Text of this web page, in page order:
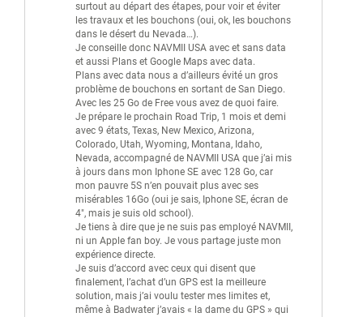
surtout au départ des étapes, pour voir et éviter
les travaux et les bouchons (oui, ok, les bouchons
dans le désert du Nevada…).
Je conseille donc NAVMII USA avec et sans data
et aussi Plans et Google Maps avec data.
Plans avec data nous a d’ailleurs évité un gros
problème de bouchons en sortant de San Diego.
Avec les 25 Go de Free vous avez de quoi faire.
Je prépare le prochain Road Trip, 1 mois et demi
avec 9 états, Texas, New Mexico, Arizona,
Colorado, Utah, Wyoming, Montana, Idaho,
Nevada, accompagné de NAVMII USA que j’ai mis
à jours dans mon Iphone SE avec 128 Go, car
mon pauvre 5S n’en pouvait plus avec ses
misérables 16Go (oui je sais, Iphone SE, écran de
4″, mais je suis old school).
Je tiens à dire que je ne suis pas employé NAVMII,
ni un Apple fan boy. Je vous partage juste mon
expérience directe.
Je suis d’accord avec ceux qui disent que
finalement, l’achat d’un GPS est la meilleure
solution, mais j’ai voulu tester mes limites et,
même à Badwater j’avais « la dame du GPS » qui